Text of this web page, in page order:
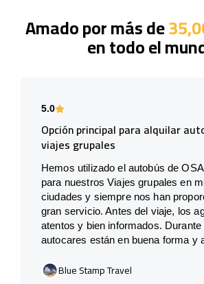
Amado por más de
en todo el
5.0
Opción principal para alquilar
viajes grupales
Hemos utilizado el autobús de
para nuestros Viajes grupales en
ciudades y siempre nos han
gran servicio. Antes del viaje, los
atentos y bien informados. Durante
autocares están en buena forma y
Blue Stamp Travel